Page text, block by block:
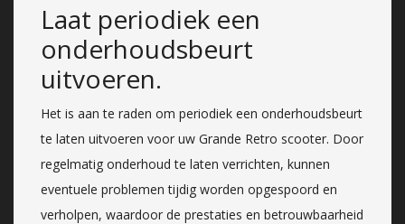
Laat periodiek een
onderhoudsbeurt
uitvoeren.
Het is aan te raden om periodiek een onderhoudsbeurt
te laten uitvoeren voor uw Grande Retro scooter. Door
regelmatig onderhoud te laten verrichten, kunnen
eventuele problemen tijdig worden opgespoord en
verholpen, waardoor de prestaties en betrouwbaarheid